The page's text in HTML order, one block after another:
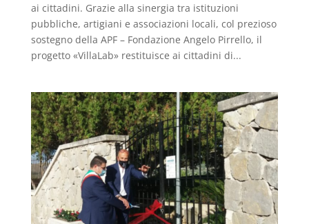
ai cittadini. Grazie alla sinergia tra istituzioni
pubbliche, artigiani e associazioni locali, col prezioso
sostegno della APF – Fondazione Angelo Pirrello, il
progetto «VillaLab» restituisce ai cittadini di...